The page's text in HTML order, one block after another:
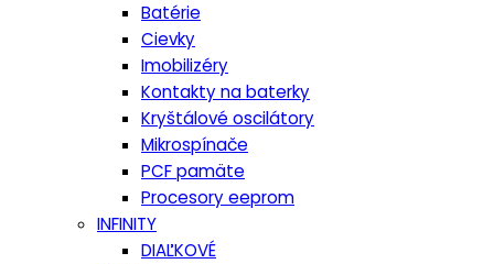
Batérie
Cievky
Imobilizéry
Kontakty na baterky
Kryštálové oscilátory
Mikrospínače
PCF pamäte
Procesory eeprom
INFINITY
DIAĽKOVÉ